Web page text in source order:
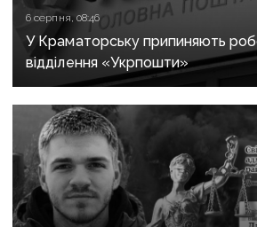
6 серпня, 08:46
У Краматорську припиняють
відділення «Укрпошти»